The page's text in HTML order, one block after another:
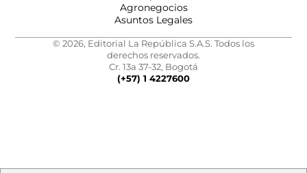
Agronegocios
Asuntos Legales
© 2026, Editorial La República S.A.S. Todos los
derechos reservados.
Cr. 13a 37-32, Bogotá
(+57) 1 4227600